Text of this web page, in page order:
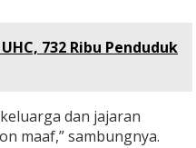
732 Ribu Penduduk
dan jajaran
maaf,” sambungnya.